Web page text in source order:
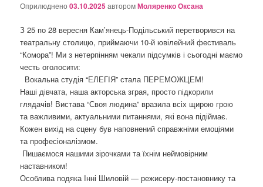
о
а
п
и
а
х
Оприлюднено03.10.2025 авторомМоляренко Оксана
З 25 по 28 вересня Кам’янець-Подільський перетворився на
театральну столицю, приймаючи 10-й ювілейний фестиваль
“Комора”! Ми з нетерпінням чекали підсумків і сьогодні маємо
честь оголосити:
Вокальна студія “ЕЛЕГІЯ” стала ПЕРЕМОЖЦЕМ!
Наші дівчата, наша акторська зграя, просто підкорили
глядачів! Вистава “Своя людина” вразила всіх щирою грою
та важливими, актуальними питаннями, які вона підіймає.
Кожен вихід на сцену був наповнений справжніми емоціями
та професіоналізмом.
Пишаємося нашими зірочками та їхнім неймовірним
наставником!
Особлива подяка Інні Шиловій — режисеру-постановнику та